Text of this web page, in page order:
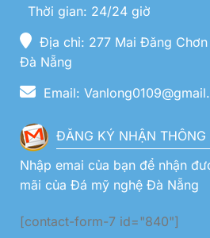
Thời gian: 24/24 giờ
Địa chỉ: 277 Mai Đăng
Đà Nẵng
Email:
ĐĂNG KÝ NHẬN THÔNG
Nhập emai của bạn để nhận
mãi của Đá mỹ nghệ Đà Nẵng
[contact-form-7 id="840"]